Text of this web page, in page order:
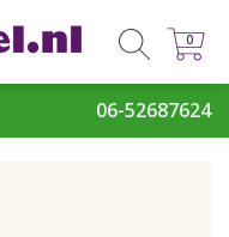
06-52687624
0
0